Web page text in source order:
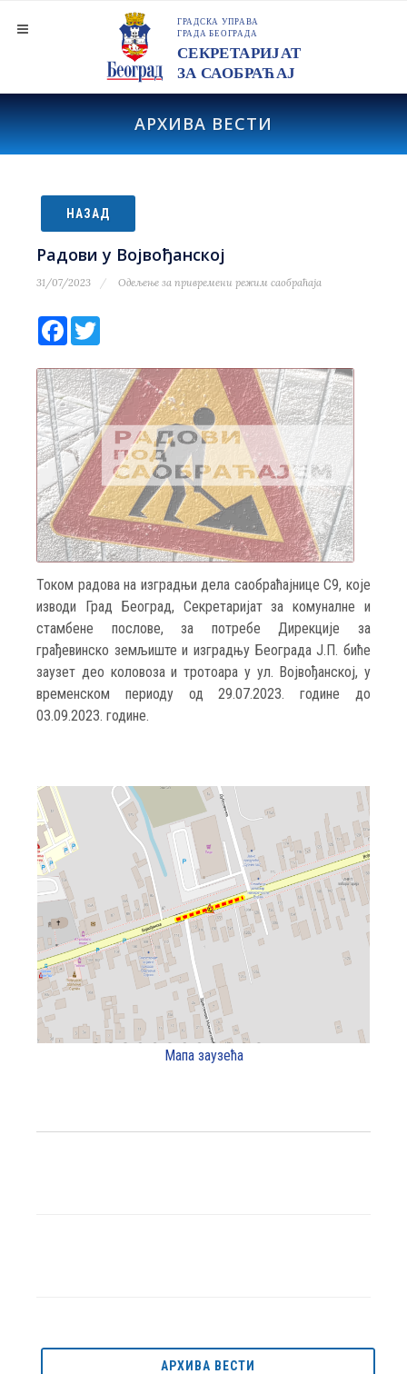
АРХИВА ВЕСТИ
НАЗАД
Радови у Војвођанској
31/07/2023 Одељење за привремени режим саобраћаја
Facebook
Током радова на изградњи дела саобраћајнице С9, које
изводи Град Београд, Секретаријат за комуналне и
стамбене послове, за потребе Дирекцијe за
грађевинско земљиште и изградњу Београда Ј.П. биће
заузет део коловоза и тротоара у ул. Војвођанској, у
временском периоду од 29.07.2023. године до
03.09.2023. године.
Мапа заузећа
АРХИВА ВЕСТИ